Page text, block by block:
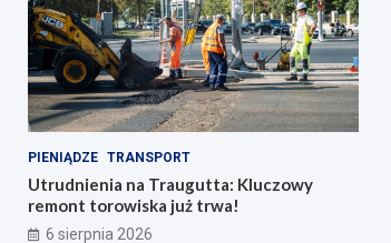
PIENIĄDZE TRANSPORT
Utrudnienia na Traugutta: Kluczowy
remont torowiska już trwa!
6 sierpnia 2026